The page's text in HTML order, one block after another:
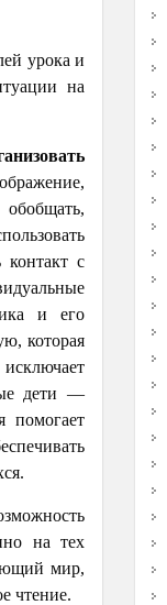
урока и
на
с
и его
которая
дети —
помогает
на тех
мир,
чтение.